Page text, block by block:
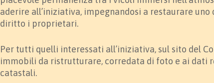
aderire all’iniziativa, impegnandosi a restaurare
diritto i proprietari.
Per tutti quelli interessati all’iniziativa, sul sito del
immobili da ristrutturare, corredata di foto e ai dati
catastali.